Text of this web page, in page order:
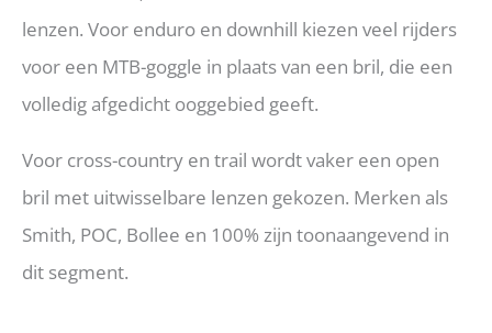
lenzen. Voor enduro en downhill kiezen veel rijders
voor een MTB-goggle in plaats van een bril, die een
volledig afgedicht ooggebied geeft.
Voor cross-country en trail wordt vaker een open
bril met uitwisselbare lenzen gekozen. Merken als
Smith, POC, Bollee en 100% zijn toonaangevend in
dit segment.